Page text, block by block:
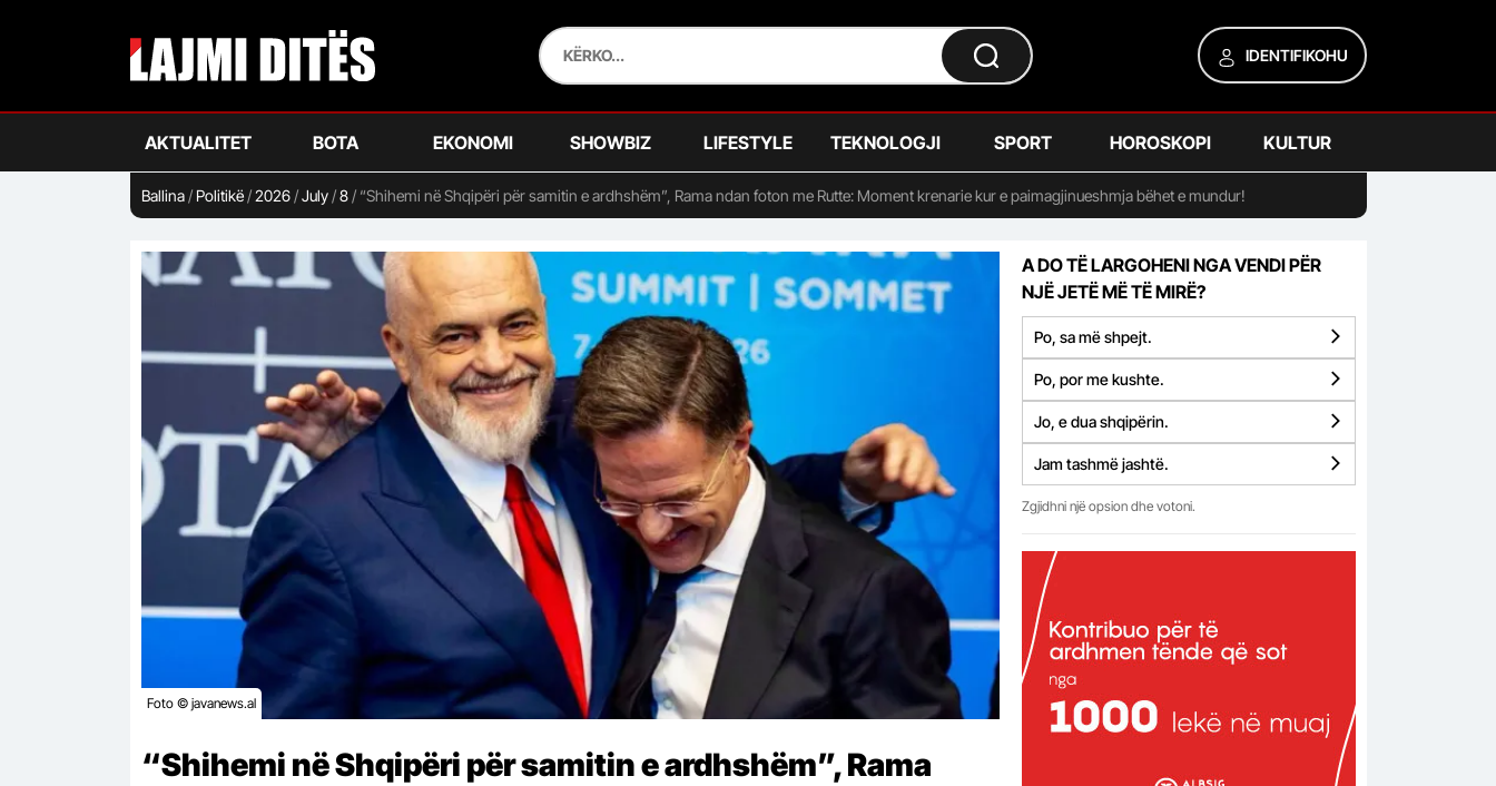
IDENTIFIKOHU
AKTUALITET BOTA EKONOMI SHOWBIZ LIFESTYLE TEKNOLOGJI SPORT HOROSKOPI KULTUR
Ballina/ Politikë/2026/July/8/ “Shihemi në Shqipëri për samitin e ardhshëm”, Rama ndan foton me Rutte: Moment krenarie kur e paimagjinueshmja bëhet e mundur!
Foto © javanews.al
“Shihemi në Shqipëri për samitin e ardhshëm”, Rama
A DO TË LARGOHENI NGA VENDI PËR
NJË JETË MË TË MIRË?
Po, sa më shpejt.
Po, por me kushte.
Jo, e dua shqipërin.
Jam tashmë jashtë.
Zgjidhni një opsion dhe votoni.